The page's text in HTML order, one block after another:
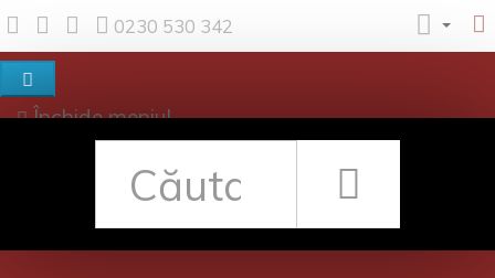
0230 530 342
Închide meniul
Rețea librării